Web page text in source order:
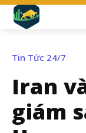
Tin Tức 24/7
Iran
giám